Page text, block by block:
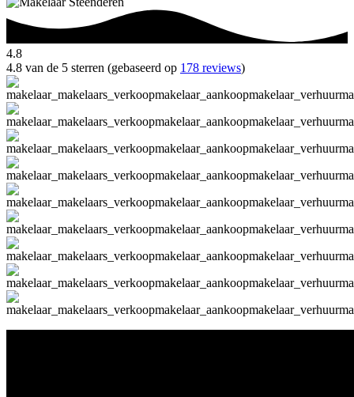
4.8
4.8 van de 5 sterren (gebaseerd op 178 reviews)